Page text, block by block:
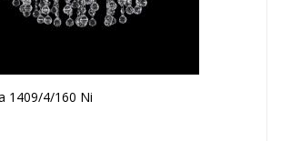
1409/4/160 Ni